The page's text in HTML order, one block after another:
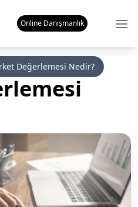
Online Danışmanlık
Değerlemesi Nedir?